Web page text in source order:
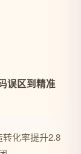
误区到精准